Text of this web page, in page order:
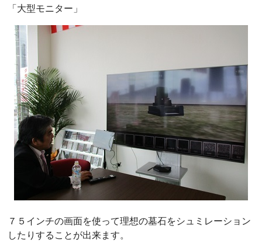
「大型モニター」
７５インチの画面を使って理想の墓石をシュミレーション
したりすることが出来ます。